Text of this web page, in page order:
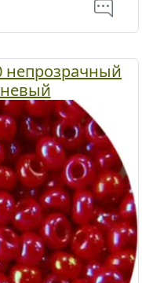
непрозрачный